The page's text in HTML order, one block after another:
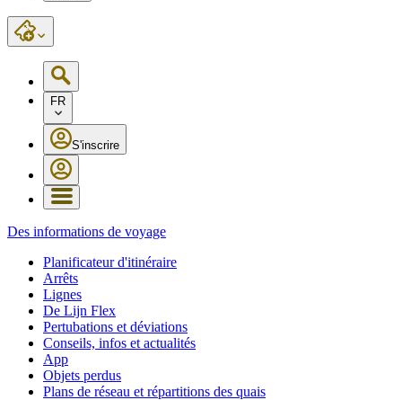
FR
S'inscrire
Des informations de voyage
Planificateur d'itinéraire
Arrêts
Lignes
De Lijn Flex
Pertubations et déviations
Conseils, infos et actualités
App
Objets perdus
Plans de réseau et répartitions des quais